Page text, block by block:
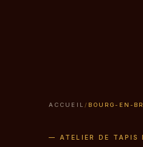
ACCUEIL / BOURG-EN-
— ATELIER DE TAPIS